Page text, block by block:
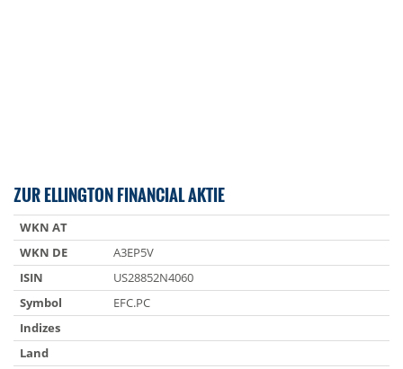
ZUR ELLINGTON FINANCIAL AKTIE
WKN AT
WKN DE
A3EP5V
ISIN
US28852N4060
Symbol
EFC.PC
Indizes
Land